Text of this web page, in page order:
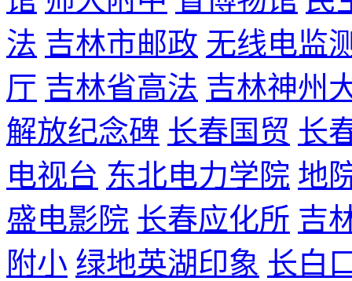
法 吉林市邮政 无线电监
厅 吉林省高法 吉林神州
解放纪念碑 长春国贸 长
电视台 东北电力学院 地
盛电影院 长春应化所 吉
附小 绿地英湖印象 长白